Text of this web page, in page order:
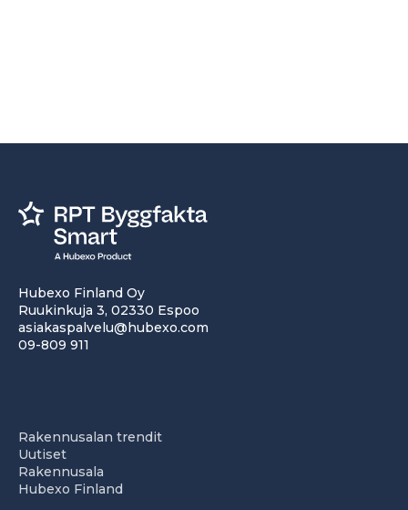
Hubexo Finland Oy
Ruukinkuja 3, 02330 Espoo
asiakaspalvelu@hubexo.com
09-809 911
Rakennusalan trendit
Uutiset
Rakennusala
Hubexo Finland